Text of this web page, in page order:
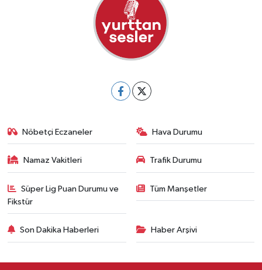
Nöbetçi Eczaneler Hava Durumu
Namaz Vakitleri Trafik Durumu
Süper Lig Puan Durumu ve
Fikstür
Tüm Manşetler
Son Dakika Haberleri Haber Arşivi